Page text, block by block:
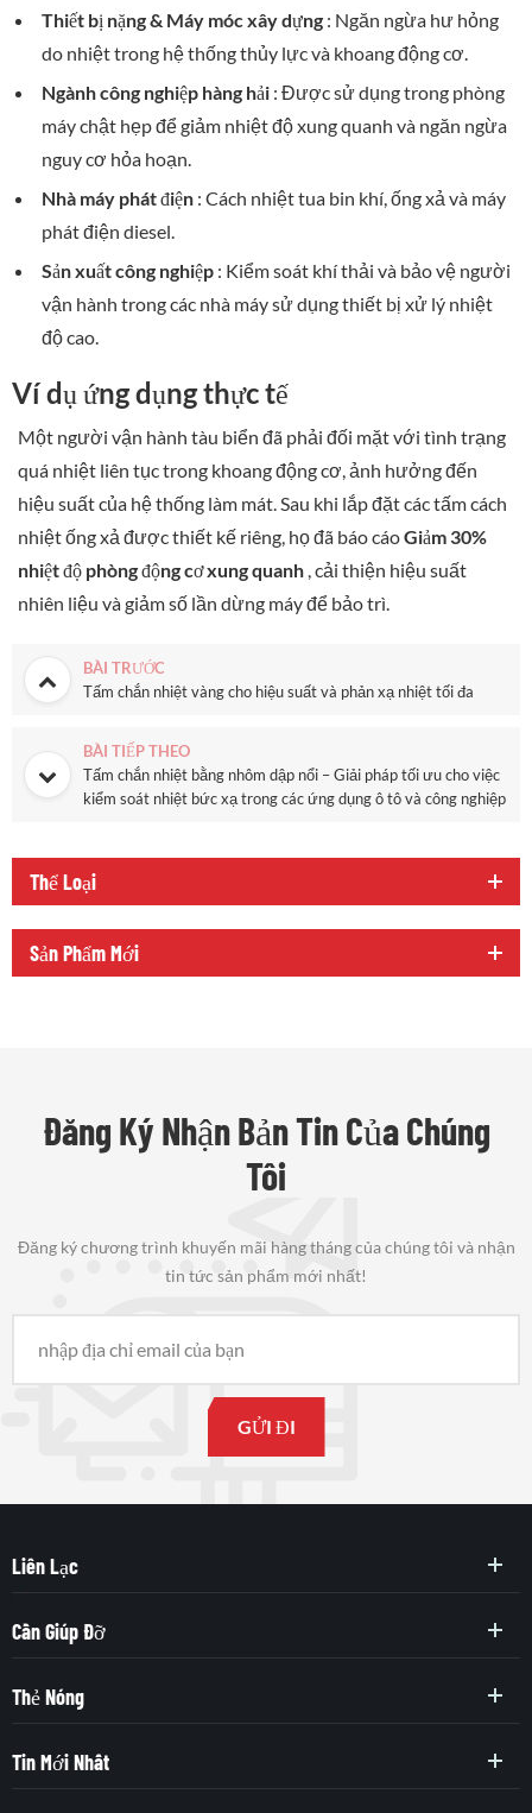
Thiết bị nặng & Máy móc xây dựng : Ngăn ngừa hư hỏng
do nhiệt trong hệ thống thủy lực và khoang động cơ.
Ngành công nghiệp hàng hải : Được sử dụng trong phòng
máy chật hẹp để giảm nhiệt độ xung quanh và ngăn ngừa
nguy cơ hỏa hoạn.
Nhà máy phát điện : Cách nhiệt tua bin khí, ống xả và máy
phát điện diesel.
Sản xuất công nghiệp : Kiểm soát khí thải và bảo vệ người
vận hành trong các nhà máy sử dụng thiết bị xử lý nhiệt
độ cao.
Ví dụ ứng dụng thực tế
Một người vận hành tàu biển đã phải đối mặt với tình trạng
quá nhiệt liên tục trong khoang động cơ, ảnh hưởng đến
hiệu suất của hệ thống làm mát. Sau khi lắp đặt các tấm cách
nhiệt ống xả được thiết kế riêng, họ đã báo cáoGiảm 30%
nhiệt độ phòng động cơ xung quanh , cải thiện hiệu suất
nhiên liệu và giảm số lần dừng máy để bảo trì.
BÀI TRƯỚC
Tấm chắn nhiệt vàng cho hiệu suất và phản xạ nhiệt tối đa
BÀI TIẾP THEO
Tấm chắn nhiệt bằng nhôm dập nổi – Giải pháp tối ưu cho việc
kiểm soát nhiệt bức xạ trong các ứng dụng ô tô và công nghiệp
Thể Loại
Sản Phẩm Mới
Đăng Ký Nhận Bản Tin Của Chúng
Tôi
Đăng ký chương trình khuyến mãi hàng tháng của chúng tôi và nhận
tin tức sản phẩm mới nhất!
Liên Lạc
Cần Giúp Đỡ
Thẻ Nóng
Tin Mới Nhất